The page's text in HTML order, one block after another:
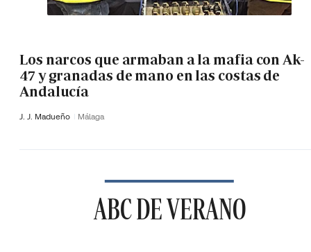
Los narcos que armaban a la mafia con Ak-
47 y granadas de mano en las costas de
Andalucía
J. J. Madueño Málaga
ABC DE VERANO